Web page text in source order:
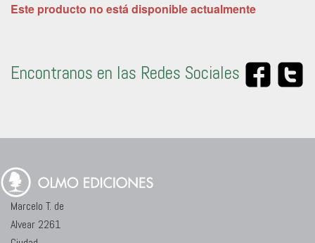
Este producto no está disponible actualmente
Encontranos en las Redes Sociales
Marcelo T. de
Alvear 2261